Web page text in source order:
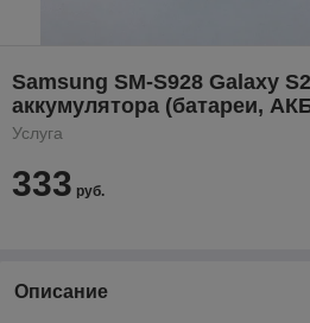
Samsung SM-S928 Galaxy
аккумулятора (батареи,
Услуга
333 руб.
Описание